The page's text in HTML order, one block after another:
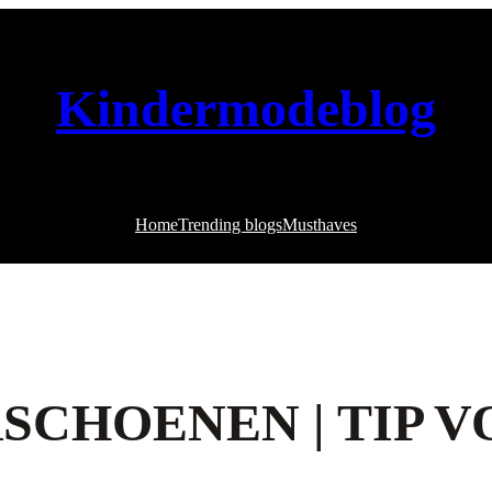
Kindermodeblog
HomeTrending blogsMusthaves
| TIP